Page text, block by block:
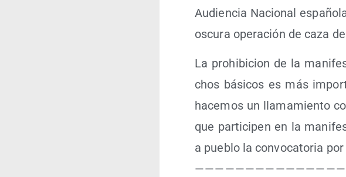
Audien­cia Nacio­nal
oscu­ra ope­ra­ción de caza
La prohi­bi­cion de la
chos bási­cos es más
hace­mos un lla­ma­mien­to
que par­ti­ci­pen en la
a pue­blo la con­vo­ca­to­ria
— — — — — — — — — — — — — —